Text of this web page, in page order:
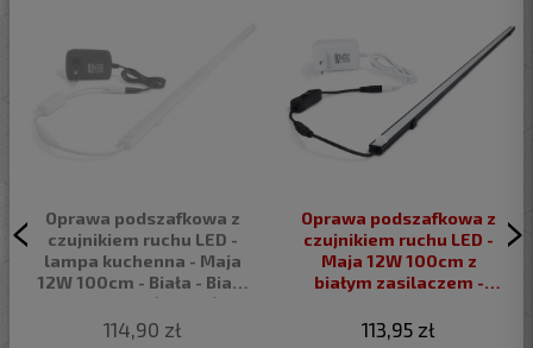
Oprawa podszafkowa z
czujnikiem ruchu LED -
lampa kuchenna - Maja
12W 100cm - Biała - Biały
neutralny (4500K)
114,90 zł
Oprawa podszafkowa z
czujnikiem ruchu LED -
Maja 12W 100cm z
białym zasilaczem -
(4500K)
113,95 zł